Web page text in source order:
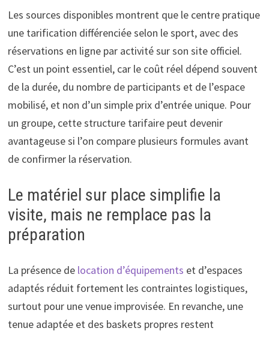
Les sources disponibles montrent que le centre pratique
une tarification différenciée selon le sport, avec des
réservations en ligne par activité sur son site officiel.
C’est un point essentiel, car le coût réel dépend souvent
de la durée, du nombre de participants et de l’espace
mobilisé, et non d’un simple prix d’entrée unique. Pour
un groupe, cette structure tarifaire peut devenir
avantageuse si l’on compare plusieurs formules avant
de confirmer la réservation.
Le matériel sur place simplifie la
visite, mais ne remplace pas la
préparation
La présence de location d’équipements et d’espaces
adaptés réduit fortement les contraintes logistiques,
surtout pour une venue improvisée. En revanche, une
tenue adaptée et des baskets propres restent